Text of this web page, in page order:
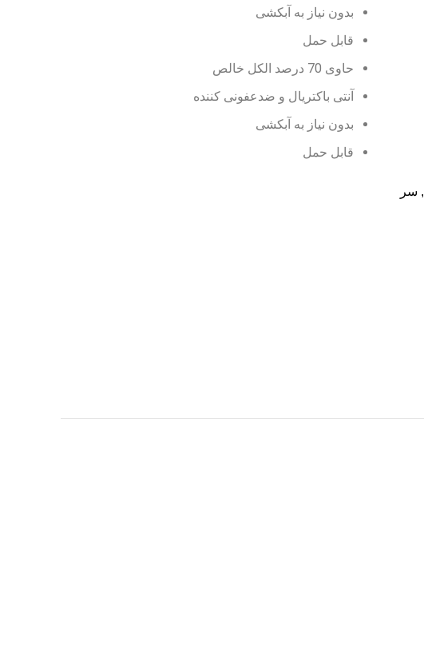
, سر
بدون نیاز به آبکشی
قابل حمل
حاوی 70 درصد الکل خالص
آنتی باکتریال و ضدعفونی کننده
بدون نیاز به آبکشی
قابل حمل